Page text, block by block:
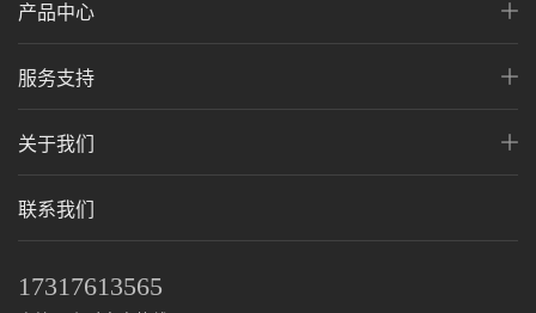
产品中心
服务支持
关于我们
联系我们
17317613565